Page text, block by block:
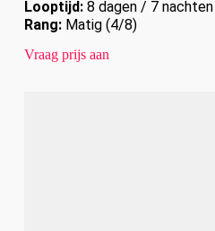
Looptijd:8 dagen / 7 nachten
Rang:Matig (4/8)
Vraag prijs aan